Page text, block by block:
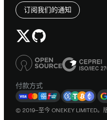
订阅我们的通知
付款方式
© 2019–至今 ONEKEY LIMITED。